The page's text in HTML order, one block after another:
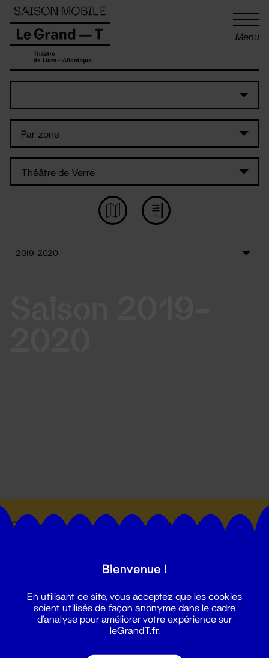
Menu
Suivez toutes les actualités du
Panneau de gestion des cookies
Bienvenue !
En utilisant ce site, vous acceptez que les cookies
soient utilisés de façon anonyme dans le cadre
d'analyse pour améliorer votre expérience sur
leGrandT.fr.